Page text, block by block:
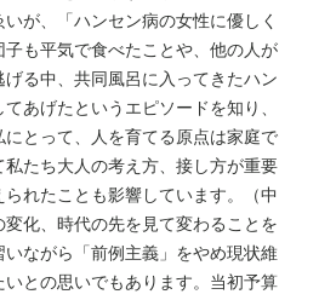
が、「ハンセン病の女性に優しく
も平気で食べたことや、他の人が
る中、共同風呂に入ってきたハン
あげたというエピソードを知り、
にとって、人を育てる原点は家庭で
たち大人の考え方、接し方が重要
れたことも影響しています。（中
化、時代の先を見て変わることを
ながら「前例主義」をやめ現状維
との思いでもあります。 当初予算